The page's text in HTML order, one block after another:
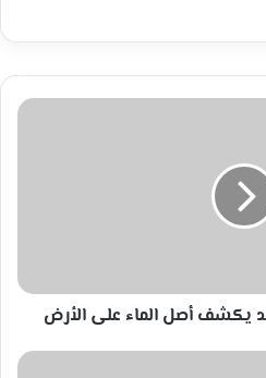
أصل الماء على الأرض